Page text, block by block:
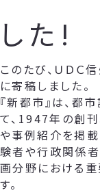
した!
このたび、ＵＤＣ
に寄稿しました。
『新都市』は、都
て、1947年の創
や事例紹介を掲
験者や行政関係
画分野における
す。